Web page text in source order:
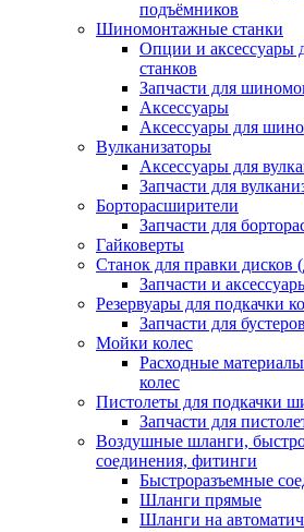
подъёмников
Шиномонтажные станки
Опции и
станков
Запчасти для
Аксессуары
Аксессуары для
Вулканизаторы
Аксессуары для
Запчасти для
Борторасширители
Запчасти для
Гайковерты
Станок для правки дисков
Запчасти и
Резервуары для подкачки
Запчасти для бустеров
Мойки колес
Расходные
колес
Пистолеты для подкачки
Запчасти для
Воздушные шланги,
соединения, фитинги
Быстроразъемные
Шланги прямые
Шланги на